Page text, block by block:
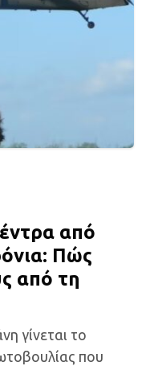
από
Πώς
από τη
γίνεται το
που